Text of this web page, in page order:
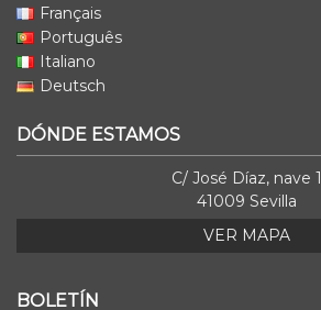
Français
Português
Italiano
Deutsch
DÓNDE ESTAMOS
C/ José Díaz, nave 1
41009 Sevilla
VER MAPA
BOLETÍN